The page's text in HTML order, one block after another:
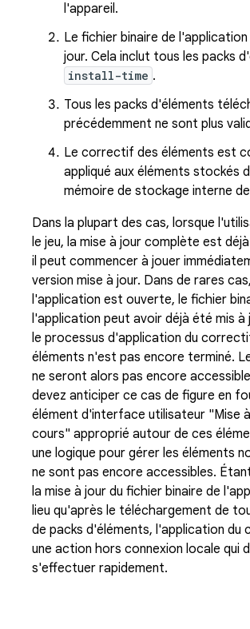
l'appareil.
Le fichier binaire de
jour. Cela inclut tous les packs
install-time .
Tous les packs d'éléments
précédemment ne sont plus
Le correctif des éléments est
appliqué aux éléments stockés
mémoire de stockage interne
Dans la plupart des cas, lorsque
le jeu, la mise à jour complète est
il peut commencer à jouer
version mise à jour. Dans de rares
l'application est ouverte, le fichier
l'application peut avoir déjà été mis à
le processus d'application du
éléments n'est pas encore terminé.
ne seront alors pas encore
devez anticiper ce cas de figure en
élément d'interface utilisateur "Mise
cours" approprié autour de ces
une logique pour gérer les éléments
ne sont pas encore accessibles.
la mise à jour du fichier binaire de
lieu qu'après le téléchargement de
de packs d'éléments, l'application
une action hors connexion locale qui
s'effectuer rapidement.